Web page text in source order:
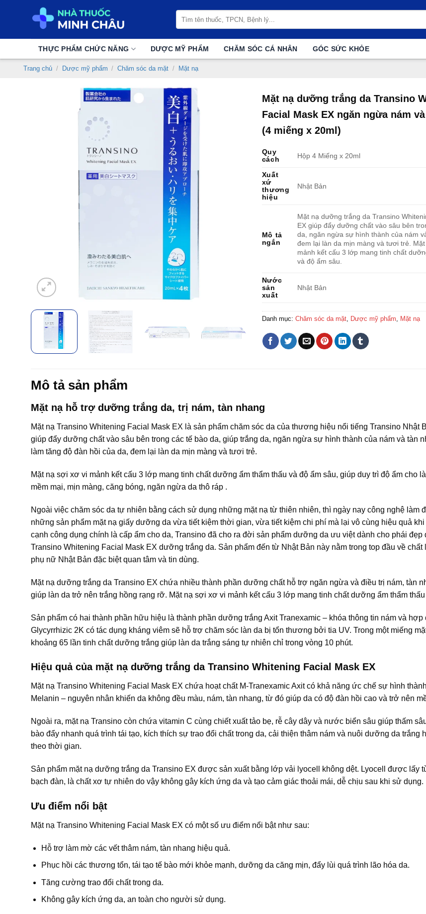
kiếm:
THỰC PHẨM CHỨC NĂNG DƯỢC MỸ PHẨM CHĂM SÓC CÁ NHÂN GÓC SỨC KHỎE
Trang chủ / Dược mỹ phẩm / Chăm sóc da mặt / Mặt nạ
Mặt nạ dưỡng trắng da Transino
Facial Mask EX ngăn ngừa nám
(4 miếng x 20ml)
Quy
cách
Hộp 4 Miếng x 20ml
Xuất
xứ
thương
hiệu
Nhật Bản
Mô tả
ngắn
Mặt nạ dưỡng trắng da Transino
EX giúp đẩy dưỡng chất vào sâu bên
da, ngăn ngừa sự hình thành của nám
đem lại làn da mịn màng và tươi trẻ.
mảnh kết cấu 3 lớp mang tinh chất
và độ ẩm sâu.
Nước
sản
xuất
Nhật Bản
Danh mục: Chăm sóc da mặt, Dược mỹ phẩm, Mặt nạ
Mô tả sản phẩm
Mặt nạ hỗ trợ dưỡng trắng da, trị nám, tàn nhang
Mặt nạ Transino Whitening Facial Mask EX là sản phẩm chăm sóc da của thương hiệu nổi tiếng Transino Nhật
giúp đẩy dưỡng chất vào sâu bên trong các tế bào da, giúp trắng da, ngăn ngừa sự hình thành của nám và tàn
làm tăng độ đàn hồi của da, đem lại làn da mịn màng và tươi trẻ.
Mặt nạ sợi xơ vi mảnh kết cấu 3 lớp mang tinh chất dưỡng ẩm thẩm thấu và độ ẩm sâu, giúp duy trì độ ẩm cho
mềm mại, mịn màng, căng bóng, ngăn ngừa da thô ráp .
Ngoài việc chăm sóc da tự nhiên bằng cách sử dụng những mặt nạ từ thiên nhiên, thì ngày nay công nghệ làm
những sản phẩm mặt nạ giấy dưỡng da vừa tiết kiệm thời gian, vừa tiết kiệm chi phí mà lại vô cùng hiệu quả
cạnh công dụng chính là cấp ẩm cho da, Transino đã cho ra đời sản phẩm dưỡng da ưu việt dành cho phái đẹp
Transino Whitening Facial Mask EX dưỡng trắng da. Sản phẩm đến từ Nhật Bản này nằm trong top đầu về
phụ nữ Nhật Bản đặc biệt quan tâm và tin dùng.
Mặt nạ dưỡng trắng da Transino EX chứa nhiều thành phần dưỡng chất hỗ trợ ngăn ngừa và điều trị nám, tàn
giúp làn da trở nên trắng hồng rạng rỡ. Mặt nạ sợi xơ vi mảnh kết cấu 3 lớp mang tinh chất dưỡng ẩm thẩm thấu
Sản phẩm có hai thành phần hữu hiệu là thành phần dưỡng trắng Axit Tranexamic – khóa thông tin nám và hợp
Glycyrrhizic 2K có tác dụng kháng viêm sẽ hỗ trợ chăm sóc làn da bị tổn thương bởi tia UV. Trong một miếng
khoảng 65 lần tinh chất dưỡng trắng giúp làn da trắng sáng tự nhiên chỉ trong vòng 10 phút.
Hiệu quả của mặt nạ dưỡng trắng da Transino Whitening Facial Mask EX
Mặt nạ Transino Whitening Facial Mask EX chứa hoạt chất M-Tranexamic Axit có khả năng ức chế sự hình
Melanin – nguyên nhân khiến da không đều màu, nám, tàn nhang, từ đó giúp da có độ đàn hồi cao và trở nên
Ngoài ra, mặt nạ Transino còn chứa vitamin C cùng chiết xuất tảo bẹ, rễ cây dây và nước biển sâu giúp thấm
bào đẩy nhanh quá trình tái tạo, kích thích sự trao đổi chất trong da, cải thiện thâm nám và nuôi dưỡng da trắng
theo thời gian.
Sản phẩm mặt nạ dưỡng trắng da Transino EX được sản xuất bằng lớp vải lyocell không dệt. Lyocell được lấy
bạch đàn, là chất xơ tự nhiên do vậy không gây kích ứng da và tạo cảm giác thoải mái, dễ chịu sau khi sử dụng.
Ưu điểm nổi bật
Mặt nạ Transino Whitening Facial Mask EX có một số ưu điểm nổi bật như sau:
Hỗ trợ làm mờ các vết thâm nám, tàn nhang hiệu quả.
Phục hồi các thương tổn, tái tạo tế bào mới khỏe mạnh, dưỡng da căng mịn, đẩy lùi quá trình lão hóa da.
Tăng cường trao đổi chất trong da.
Không gây kích ứng da, an toàn cho người sử dụng.